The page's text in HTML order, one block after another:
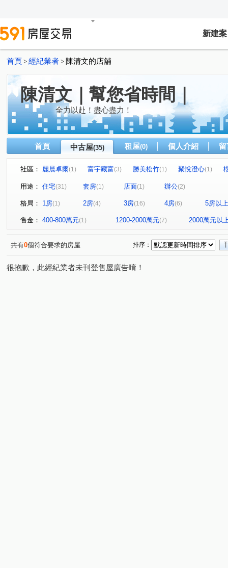
新建案
首頁 > 經紀業者 > 陳清文的店舖
陳清文｜幫您省時間｜
全力以赴！盡心盡力！
首頁 中古屋(35) 租屋(0) 個人介紹
社區： 麗晨卓爾(1) 富宇藏富(3) 勝美松竹(1) 聚悅澄心(1)
仁美大觀
中港世貿天下大樓 勝美有禮
櫻花活力水岸 (1) THE精銳(1) 大毅讚幸福(1) 久樘臻悅
寶輝THE SPRINGS 寬埕和雲(1) 米蘭雙星(1)
國雄
佑崧千滙(1) 景賢路(1) 崇德二路二段(3) 松竹路二段(2)
港新三路(1) 臺灣大道四段(2)
環中東路六
思齊街(1) 漢成六街(1) 豐樂北二路(1) 敦富路(3)
大
松竹五路一段(1) 三甲東街(1)
用途： 住宅(31) 套房(1) 店面(1) 辦公(2)
格局： 1房(1) 2房(4) 3房(16) 4房(6) 5房以上
售金： 400-800萬元(1) 1200-2000萬元(7) 2000萬元以
共有0個符合要求的房屋 排序：
很抱歉，此經紀業者未刊登售屋廣告唷！